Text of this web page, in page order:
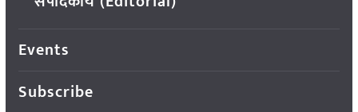
Events
Subscribe